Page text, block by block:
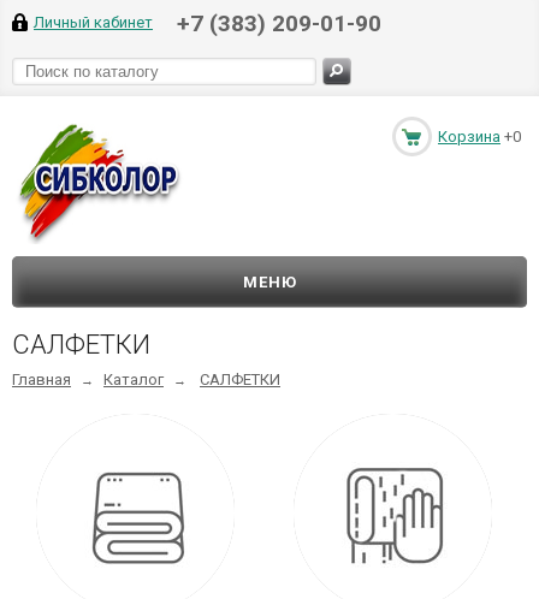
Личный кабинет +7 (383) 209-01-90
Корзина +0
МЕНЮ
САЛФЕТКИ
Главная → Каталог → САЛФЕТКИ